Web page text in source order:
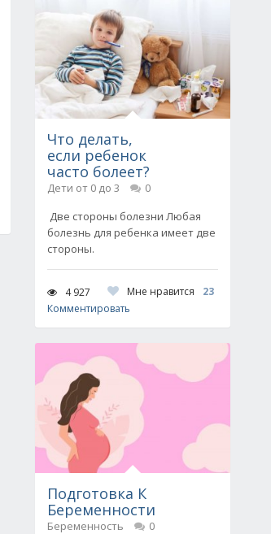
Что делать,
если ребенок
часто болеет?
Дети от 0 до 3
0
Две стороны болезни Любая
болезнь для ребенка имеет две
стороны.
4 927 Мне нравится
23
Комментировать
Подготовка К
Беременности
Беременность
0